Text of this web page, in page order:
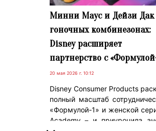
Минни Маус и Дейзи Дак
гоночных комбинезонах:
Disney расширяет
партнерство с
20 мая 2026 г. 10:12
Disney Consumer Products
полный масштаб
«Формулой-1» и женской
Academy – и приурочила